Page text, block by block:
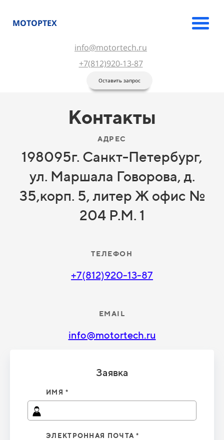
МОТОРТЕХ
info@motortech.ru
+7(812)920-13-87
Оставить запрос
Контакты
АДРЕС
198095г. Санкт-Петербург,
ул. Маршала Говорова, д.
35,корп. 5, литер Ж офис №
204 Р.М. 1
ТЕЛЕФОН
+7(812)920-13-87
EMAIL
info@motortech.ru
Заявка
ИМЯ *
ЭЛЕКТРОННАЯ ПОЧТА *